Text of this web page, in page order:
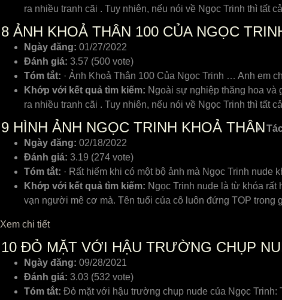
ra nhiều tranh cãi . Tuy nhiên, nếu nói về Ngọc Trinh thì tất
8 ẢNH KHOẢ THÂN 100 CỦA NGỌC
Ngày đăng: 01/27/2022
Đánh giá: 3.57 (500 vote)
Tóm tắt: · Ảnh Khoả Thân 100 Của Ngọc Trinh … Anh em
Khớp với kết quả tìm kiếm: Ngoài sự nghiệp thăng hoa và
ra nhiều tranh cãi . Tuy nhiên, nếu nói về Ngọc Trinh thì tất
9 HÌNH ẢNH NGỌC TRINH KHOẢ THÂN
Ngày đăng: 02/18/2022
Đánh giá: 3.19 (274 vote)
Tóm tắt: · Rất hiếm khi có một bộ ảnh mà Ngọc Trinh
Khớp với kết quả tìm kiếm: Ngọc Trinh nude là từ khóa rất
vạn người mê cơ mà. Tên tuổi của cô luôn đứng TOP
Xem chi tiết
10 ĐỎ MẶT VỚI HẬU TRƯỜNG CHỤP
Ngày đăng: 09/28/2021
Đánh giá: 3.03 (532 vote)
Tóm tắt: Đỏ mặt với hậu trường chụp nude của Ngọc